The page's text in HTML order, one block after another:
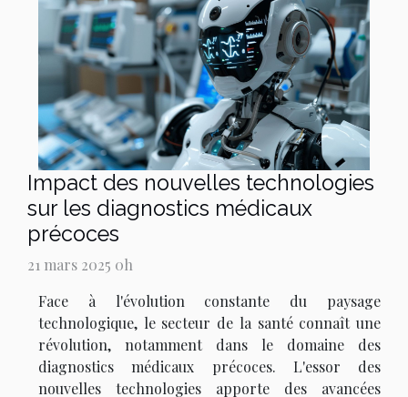
Impact des nouvelles technologies
sur les diagnostics médicaux
précoces
21 mars 2025 0h
Face à l'évolution constante du paysage
technologique, le secteur de la santé connaît une
révolution, notamment dans le domaine des
diagnostics médicaux précoces. L'essor des
nouvelles technologies apporte des avancées